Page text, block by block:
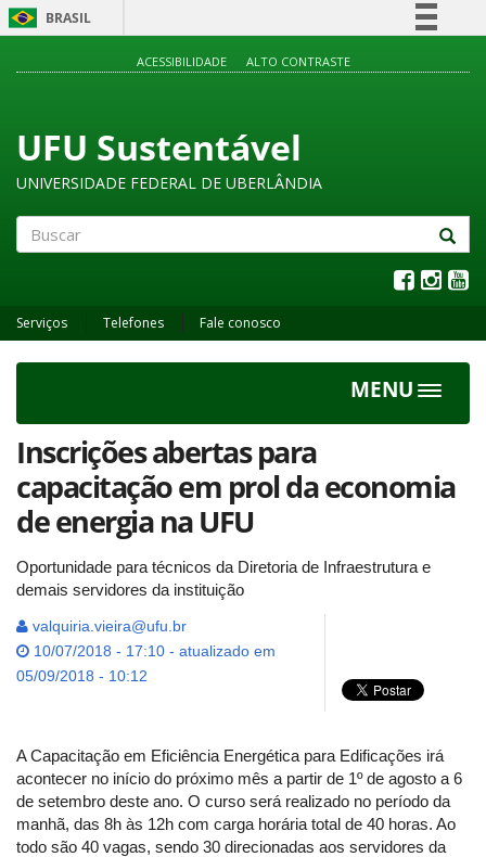
BRASIL
Acesso à informação
Legislação
Canais
ACESSIBILIDADE ALTO CONTRASTE
UFU Sustentável
UNIVERSIDADE FEDERAL DE UBERLÂNDIA
Serviços Telefones Fale conosco
MENU
Toggle
Inscrições abertas para
capacitação em prol da economia
de energia na UFU
Oportunidade para técnicos da Diretoria de Infraestrutura e
demais servidores da instituição
valquiria.vieira@ufu.br
10/07/2018 - 17:10 - atualizado em
05/09/2018 - 10:12
A Capacitação em Eficiência Energética para Edificações irá
acontecer no início do próximo mês a partir de 1º de agosto a 6
de setembro deste ano. O curso será realizado no período da
manhã, das 8h às 12h com carga horária total de 40 horas. Ao
todo são 40 vagas, sendo 30 direcionadas aos servidores da